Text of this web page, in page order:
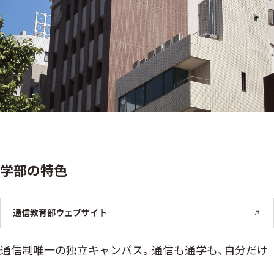
学部の特⾊
通信教育部ウェブサイト
通信制唯一の独立キャンパス。通信も通学も、自分だけ